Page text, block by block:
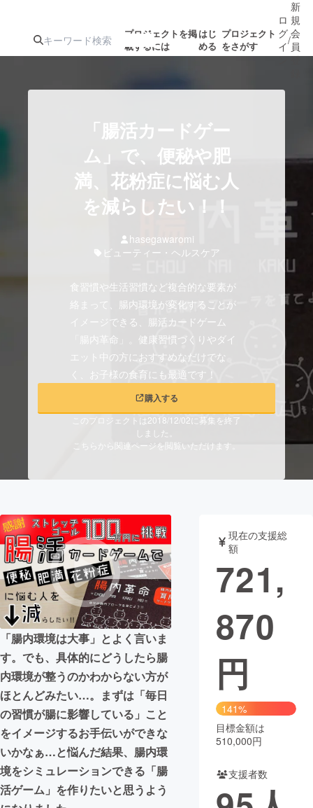
プロジェクトを掲
載するには
はじ
める
プロジェクト
をさがす
ジェクト
注目のリ
注目の新着プロ
ジェクト
募集終了が近いプ
ロジェクト
アート・写真
ゲーム・
書籍・雑誌
ビジネス・起業 チャレンジ
まちづくり・地域活性化
CAMPFIRE for Social GoodCAMPFIRE Creation
CAMPFIREふるさと納税machi-ya
ロ
グ
イ
ン
/
新
規
会
員
登
「腸活カードゲー
ム」で、便秘や肥
満、花粉症に悩む人
を減らしたい！！
hasegawaromi
ビューティー・ヘルスケア
食習慣や生活習慣など複合的な要素が
絡まって、腸内環境が変化することが
イメージできる、腸活カードゲーム
「腸内革命」。健康習慣づくりやダイ
エット中の方におすすめなだけでな
く、お子様の食育にも最適です！
購入する
このプロジェクトは2018/12/02に募集を終了
しました。
こちらから関連ページを閲覧いただけます。
「腸内環境は大事」とよく言いま
す。でも、具体的にどうしたら腸
内環境が整うのかわからない方が
ほとんどみたい…。まずは「毎日
の習慣が腸に影響している」こと
をイメージするお手伝いができな
いかなぁ…と悩んだ結果、腸内環
境をシミュレーションできる「腸
活ゲーム」を作りたいと思うよう
現在の支援総
額
721,
870
円
141%
目標金額は
510,000円
支援者数